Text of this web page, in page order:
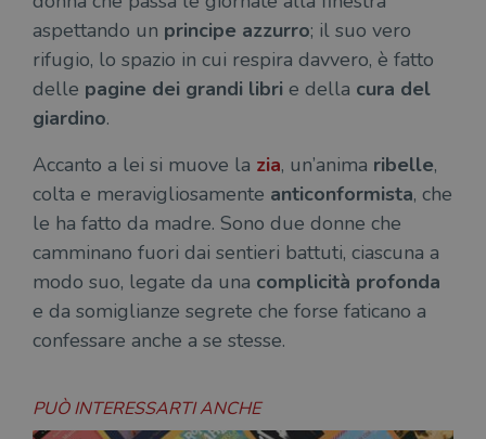
aspettando un principe azzurro; il suo vero
rifugio, lo spazio in cui respira davvero, è fatto
delle pagine dei grandi libri e della cura del
giardino.
Accanto a lei si muove la zia, un’anima ribelle,
colta e meravigliosamente anticonformista, che
le ha fatto da madre. Sono due donne che
camminano fuori dai sentieri battuti, ciascuna a
modo suo, legate da una complicità profonda
e da somiglianze segrete che forse faticano a
confessare anche a se stesse.
PUÒ INTERESSARTI ANCHE